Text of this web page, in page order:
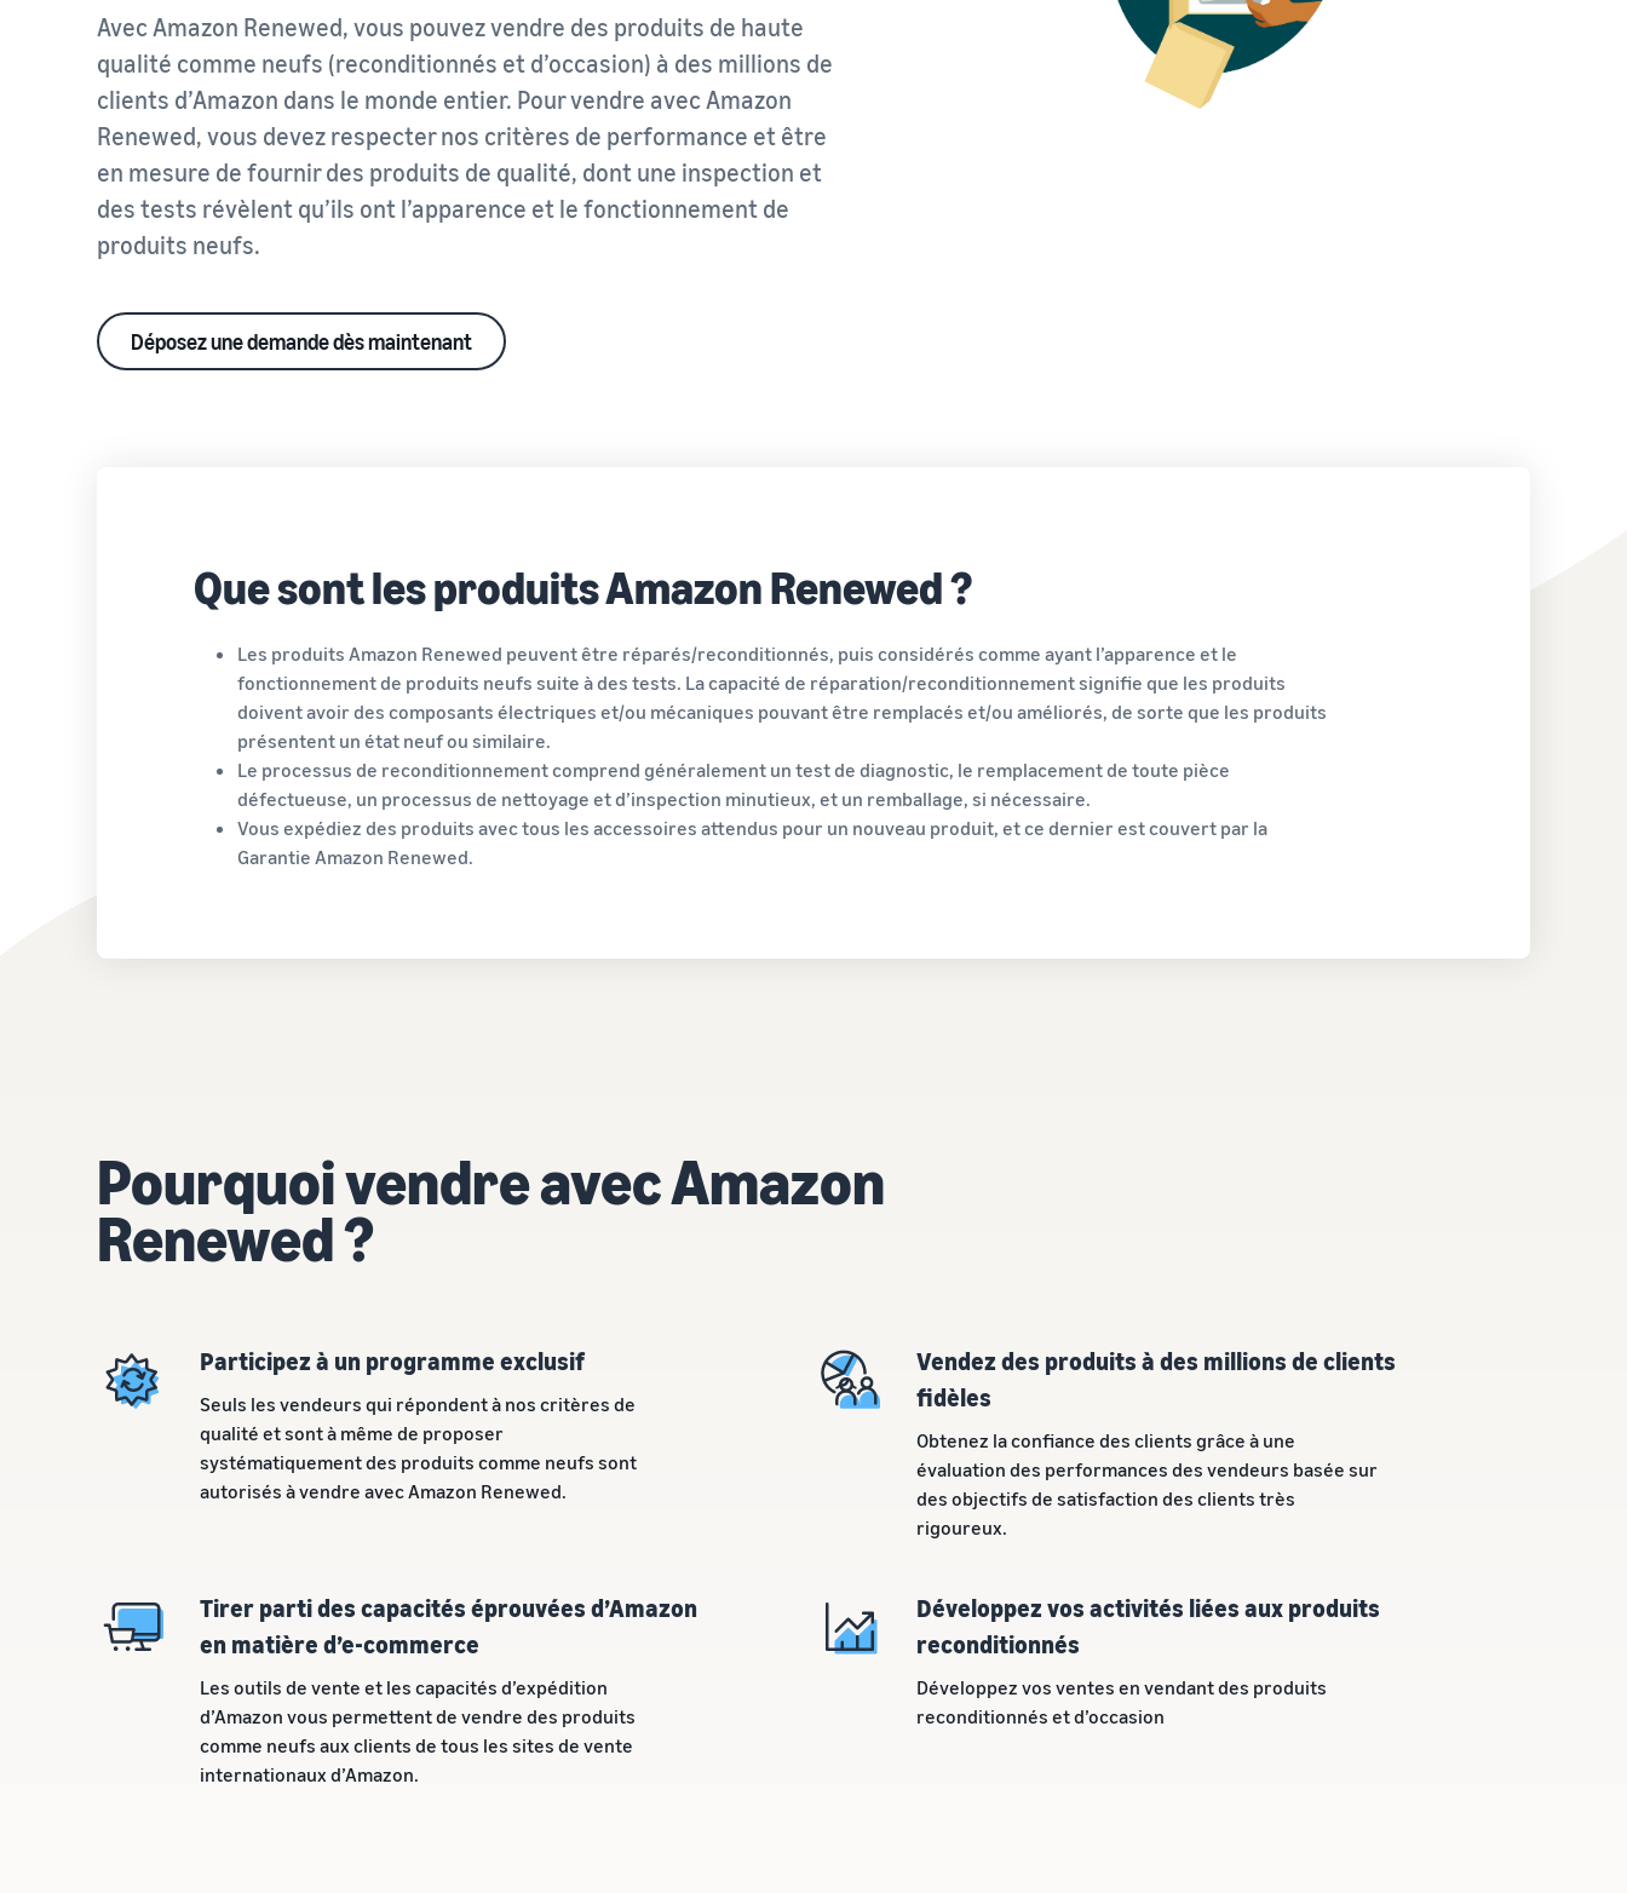
Acheminez les produits aux acheteurs Lancez votre marque avec Amazon
Consulter notre FAQ
Traitement des commandes clients
Découvrez des solutions adaptées pour expédier vos
commandes
Calculateur de revenus
Calculez les frais et les coûts d'un produit en comparant
Vendez au-delà des frontières du Royaume-Uni
et de l'UE
Accédez facilement à de nouveaux marchés
Consulter notre FAQ
Comment votre consultant Marketplace peut vous aider à
vous développer sur Amazon
Explorez les programmes de vente
Créez votre stratégie de vente avec une variété de
programmes
Consulter notre FAQ
Consulter notre FAQ
Centre de connaissances sur la TVA
Tout ce que vous devez savoir sur la TVA en un seul
endroit
Comment vendre des écouteurs en ligne
Vendez des écouteurs à des clients du monde entier
Consulter notre FAQ
Avec Amazon Renewed, vous pouvez vendre des produits de haute
qualité comme neufs (reconditionnés et d’occasion) à des millions de
clients d’Amazon dans le monde entier. Pour vendre avec Amazon
Renewed, vous devez respecter nos critères de performance et être
en mesure de fournir des produits de qualité, dont une inspection et
des tests révèlent qu’ils ont l’apparence et le fonctionnement de
produits neufs.
Déposez une demande dès maintenant
Que sont les produits Amazon Renewed ?
Les produits Amazon Renewed peuvent être réparés/reconditionnés, puis considérés comme ayant l’apparence et le
fonctionnement de produits neufs suite à des tests. La capacité de réparation/reconditionnement signifie que les produits
doivent avoir des composants électriques et/ou mécaniques pouvant être remplacés et/ou améliorés, de sorte que les produits
présentent un état neuf ou similaire.
Le processus de reconditionnement comprend généralement un test de diagnostic, le remplacement de toute pièce
défectueuse, un processus de nettoyage et d’inspection minutieux, et un remballage, si nécessaire.
Vous expédiez des produits avec tous les accessoires attendus pour un nouveau produit, et ce dernier est couvert par la
Garantie Amazon Renewed.
Pourquoi vendre avec Amazon
Renewed ?
Participez à un programme exclusif
Seuls les vendeurs qui répondent à nos critères de
qualité et sont à même de proposer
systématiquement des produits comme neufs sont
autorisés à vendre avec Amazon Renewed.
Vendez des produits à des millions de clients
fidèles
Obtenez la confiance des clients grâce à une
évaluation des performances des vendeurs basée sur
des objectifs de satisfaction des clients très
rigoureux.
Tirer parti des capacités éprouvées d’Amazon
en matière d’e-commerce
Les outils de vente et les capacités d’expédition
d’Amazon vous permettent de vendre des produits
comme neufs aux clients de tous les sites de vente
internationaux d’Amazon.
Développez vos activités liées aux produits
reconditionnés
Développez vos ventes en vendant des produits
reconditionnés et d’occasion